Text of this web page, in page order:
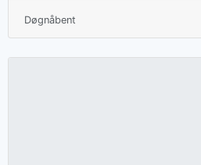
Døgnåbent